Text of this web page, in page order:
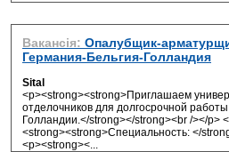
Вакансія: Опалубщик-
Германия-Бельгия-Голландия
Sital
<p><strong><strong>Приглашаем
отделочников для долгосрочной
Голландии.</strong></strong><br /></p>
<strong><strong>Специальность: </
<p><strong><...